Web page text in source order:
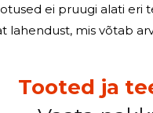
ei pruugi alati eri
mis võtab
Tooted ja